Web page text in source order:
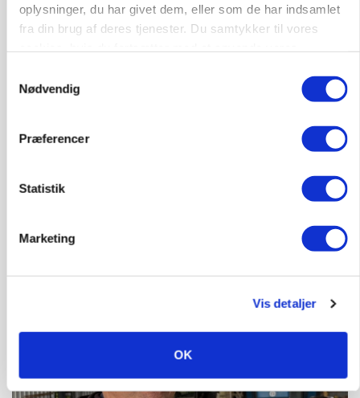
oplysninger, du har givet dem, eller som de har indsamlet
fra din brug af deres tjenester. Du samtykker til vores
Nødvendig
Præferencer
Statistik
Marketing
Vis detaljer
OK
Loading...
Fra mark til mur: Byggeriet kan åbne nyt